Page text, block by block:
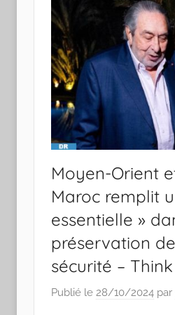
Moyen-Orient
Maroc remplit
essentielle »
préservation
sécurité –
Publié le 28/10/2024 par